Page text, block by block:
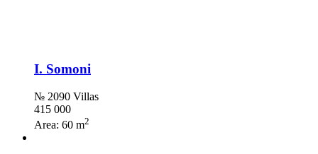
I. Somoni
№ 2090 Villas
415 000
Area: 60 m2